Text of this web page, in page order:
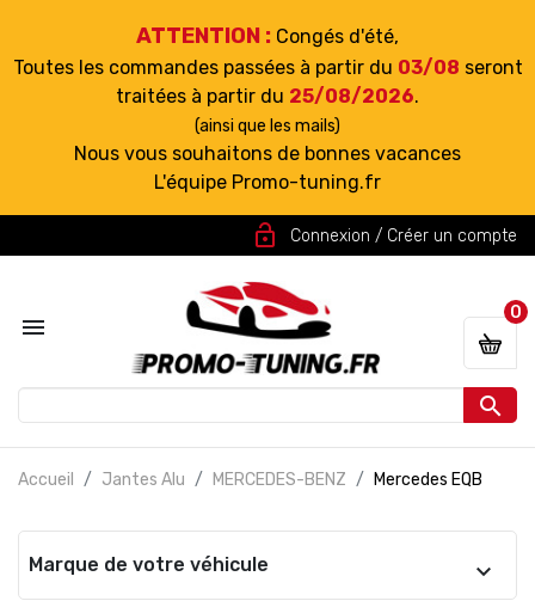
ATTENTION : Congés d'été,
Toutes les commandes passées à partir du 03/08 seront
traitées à partir du 25/08/2026.
(ainsi que les mails)
Nous vous souhaitons de bonnes vacances
L'équipe Promo-tuning.fr
lock_open Connexion / Créer un compte


0
Accueil Jantes Alu MERCEDES-BENZ Mercedes EQB
Marque de votre véhicule